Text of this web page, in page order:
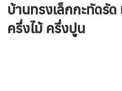
บ้านทรงเล็กกะทัดรั
ครึ่งไม้ ครึ่งปูน